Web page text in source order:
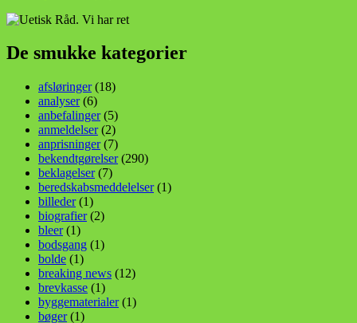
De smukke kategorier
afsløringer(18)
analyser(6)
anbefalinger(5)
anmeldelser(2)
anprisninger(7)
bekendtgørelser(290)
beklagelser(7)
beredskabsmeddelelser(1)
billeder(1)
biografier(2)
bleer(1)
bodsgang (1)
bolde (1)
breaking news (12)
brevkasse (1)
byggematerialer(1)
bøger(1)